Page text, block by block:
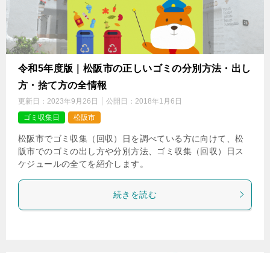
令和5年度版｜松阪市の正しいゴミの分別方法・出し
方・捨て方の全情報
更新日： 2023年9月26日 公開日： 2018年1月6日
ゴミ収集日
松阪市
松阪市でゴミ収集（回収）日を調べている方に向けて、松
阪市でのゴミの出し方や分別方法、ゴミ収集（回収）日ス
ケジュールの全てを紹介します。
続きを読む